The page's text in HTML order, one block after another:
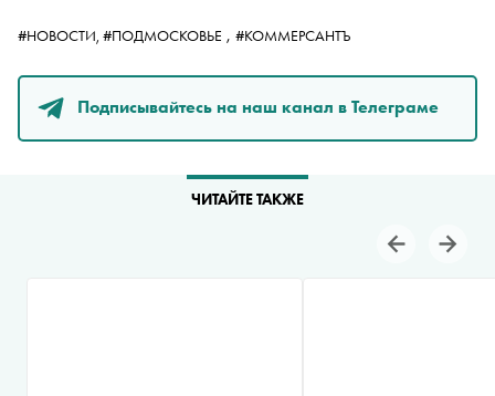
#НОВОСТИ, #ПОДМОСКОВЬЕ , #КОММЕРСАНТЪ
Подписывайтесь на наш канал в Телеграме
ЧИТАЙТЕ ТАКЖЕ